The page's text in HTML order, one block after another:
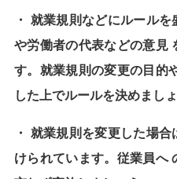
・
就業規則などにルール
や労働者の代表などの意見
す。就業規則の変更の目的
した上でルールを決めましょ
・
就業規則を変更した場
けられています。従業員へ